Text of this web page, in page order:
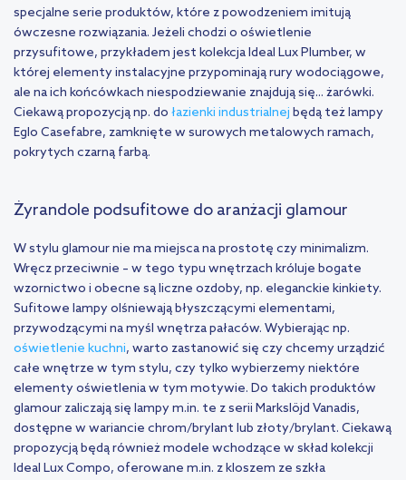
specjalne serie produktów, które z powodzeniem imitują
ówczesne rozwiązania. Jeżeli chodzi o oświetlenie
przysufitowe, przykładem jest kolekcja Ideal Lux Plumber, w
której elementy instalacyjne przypominają rury wodociągowe,
ale na ich końcówkach niespodziewanie znajdują się... żarówki.
Ciekawą propozycją np. do łazienki industrialnej będą też lampy
Eglo Casefabre, zamknięte w surowych metalowych ramach,
pokrytych czarną farbą.
Żyrandole podsufitowe do aranżacji glamour
W stylu glamour nie ma miejsca na prostotę czy minimalizm.
Wręcz przeciwnie – w tego typu wnętrzach króluje bogate
wzornictwo i obecne są liczne ozdoby, np. eleganckie kinkiety.
Sufitowe lampy olśniewają błyszczącymi elementami,
przywodzącymi na myśl wnętrza pałaców. Wybierając np.
oświetlenie kuchni, warto zastanowić się czy chcemy urządzić
całe wnętrze w tym stylu, czy tylko wybierzemy niektóre
elementy oświetlenia w tym motywie. Do takich produktów
glamour zaliczają się lampy m.in. te z serii Markslöjd Vanadis,
dostępne w wariancie chrom/brylant lub złoty/brylant. Ciekawą
propozycją będą również modele wchodzące w skład kolekcji
Ideal Lux Compo, oferowane m.in. z kloszem ze szkła